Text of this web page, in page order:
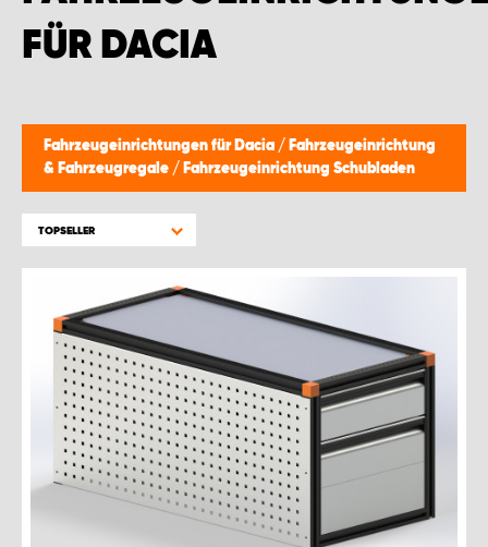
FÜR DACIA
Fahrzeugeinrichtungen für Dacia / Fahrzeugeinrichtung
& Fahrzeugregale / Fahrzeugeinrichtung Schubladen
TOPSELLER